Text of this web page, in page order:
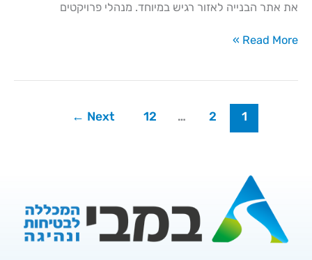
את אתר הבנייה לאזור רגיש במיוחד. מנהלי פרויקטים
Read More »
1
2
…
12
Next
←